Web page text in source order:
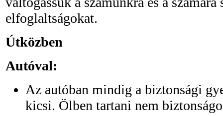
elfoglaltságokat.
Útközben
Autóval:
Az autóban mindig a biztonsági
kicsi. Ölben tartani nem